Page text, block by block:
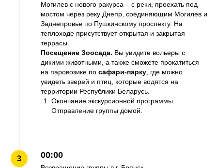
Могилев с нового ракурса – с реки, проехать под
мостом через реку Днепр, соединяющим Могилев и
Заднепровье по Пушкинскому проспекту. На
теплоходе присутствует открытая и закрытая
террасы.
Посещение Зоосада. Вы увидите вольеры с
дикими животными, а также сможете прокатиться
на паровозике по сафари-парку , где можно
увидеть зверей и птиц, которые водятся на
территории Республики Беларусь.
Окончание экскурсионной программы.
Отправление группы домой.
00:00